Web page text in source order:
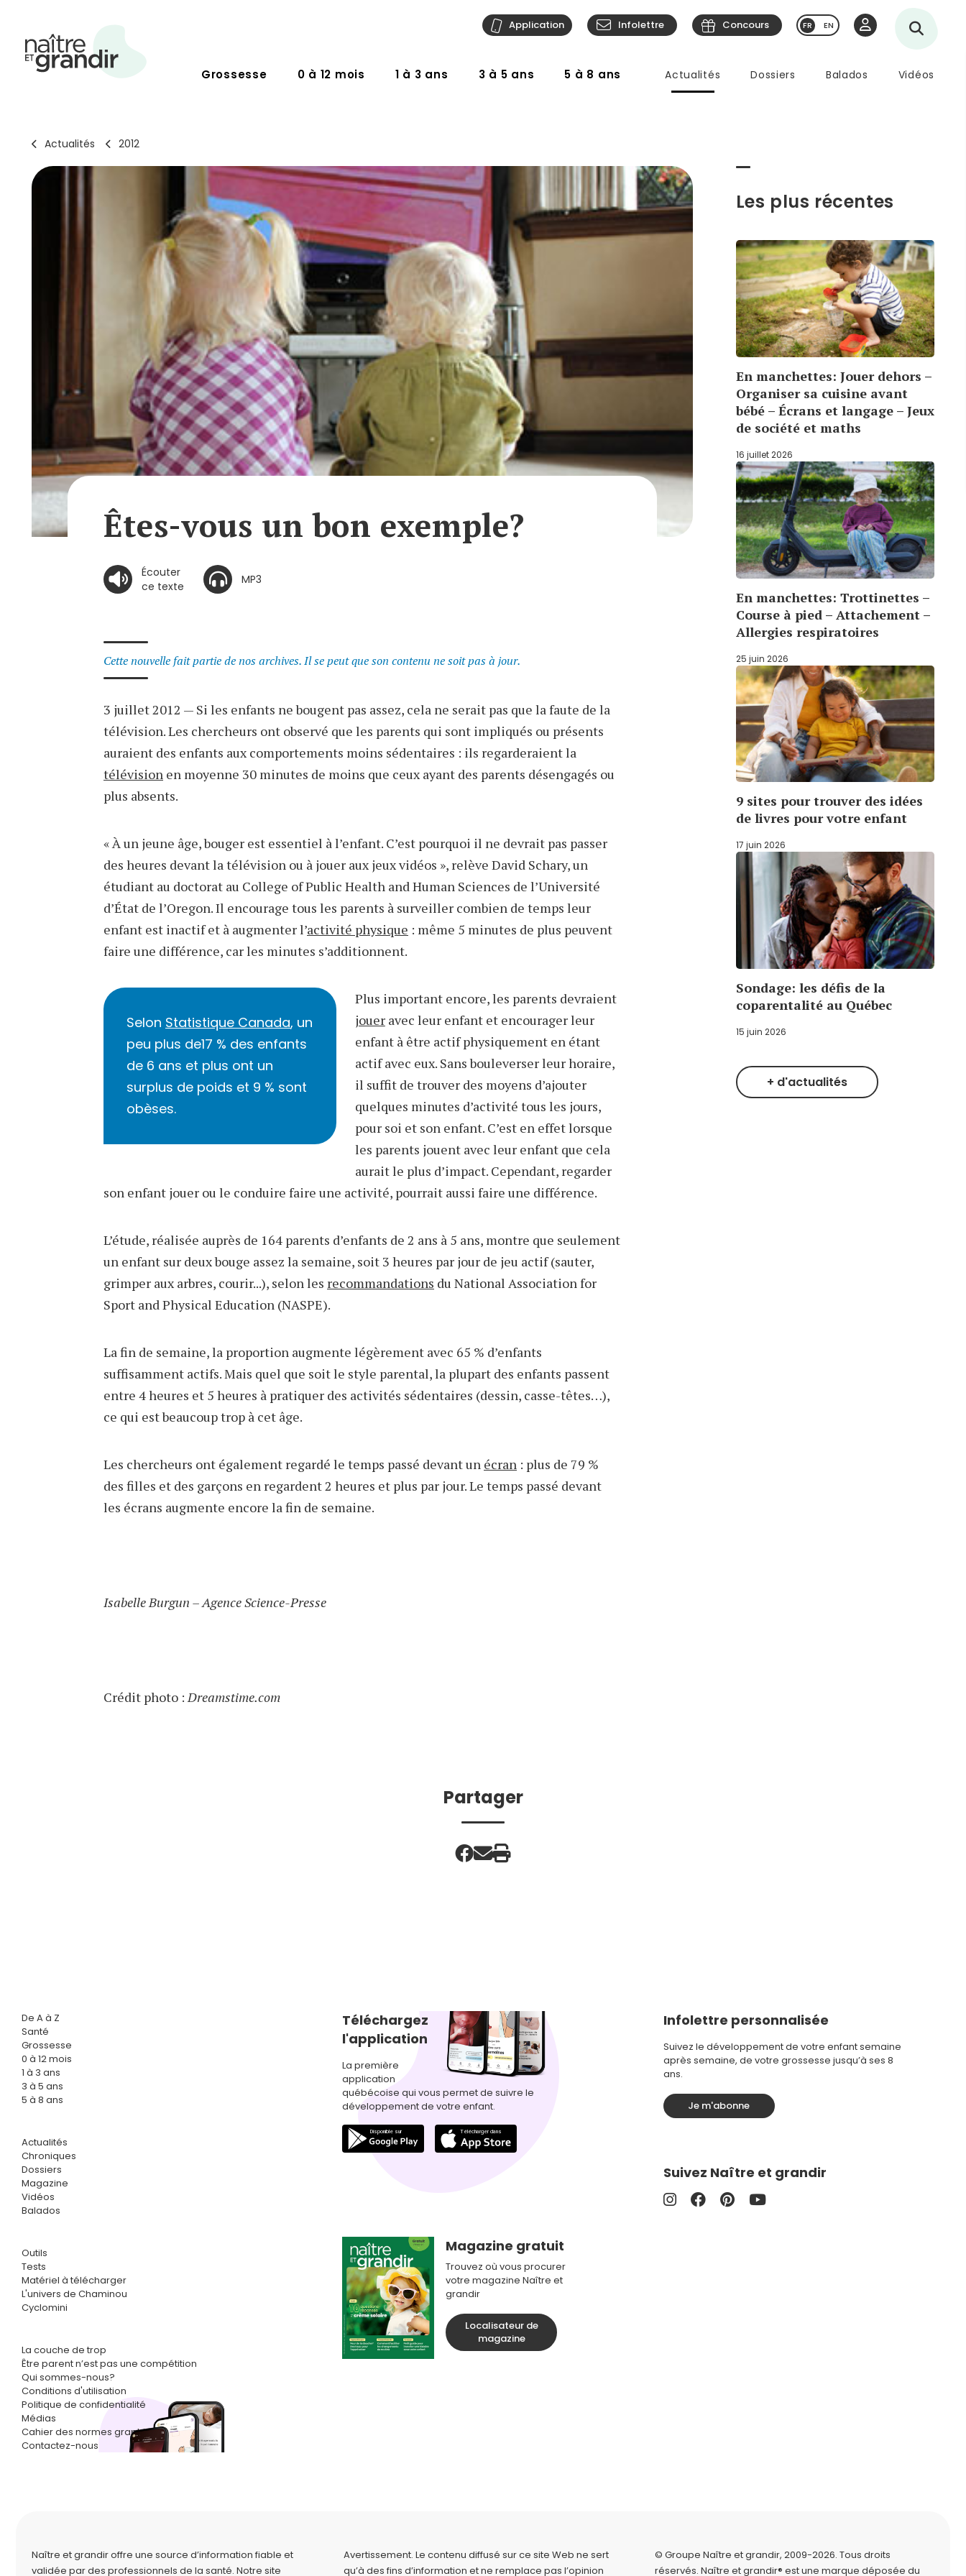
Grossesse 0 à 12 mois 1 à 3 ans 3 à 5 ans 5 à 8 ans Actualités Dossiers Balados Vidéos
Application Infolettre Concours EN
Actualités 2012
Êtes-vous un bon exemple?
Écouter
ce texte
MP3
Cette nouvelle fait partie de nos archives. Il se peut que son contenu ne soit pas à jour.
3 juillet 2012 — Si les enfants ne bougent pas assez, cela ne serait pas que la faute de la
télévision. Les chercheurs ont observé que les parents qui sont impliqués ou présents
auraient des enfants aux comportements moins sédentaires : ils regarderaient la
télévision en moyenne 30 minutes de moins que ceux ayant des parents désengagés ou
plus absents.
« À un jeune âge, bouger est essentiel à l’enfant. C’est pourquoi il ne devrait pas passer
des heures devant la télévision ou à jouer aux jeux vidéos », relève David Schary, un
étudiant au doctorat au College of Public Health and Human Sciences de l’Université
d’État de l’Oregon. Il encourage tous les parents à surveiller combien de temps leur
enfant est inactif et à augmenter l’activité physique : même 5 minutes de plus peuvent
faire une différence, car les minutes s’additionnent.
Selon Statistique Canada, un
peu plus de17 % des enfants
de 6 ans et plus ont un
surplus de poids et 9 % sont
obèses.
Plus important encore, les parents devraient
joueravec leur enfant et encourager leur
enfant à être actif physiquement en étant
actif avec eux. Sans bouleverser leur horaire,
il suffit de trouver des moyens d’ajouter
quelques minutes d’activité tous les jours,
pour soi et son enfant. C’est en effet lorsque
les parents jouent avec leur enfant que cela
aurait le plus d’impact. Cependant, regarder
son enfant jouer ou le conduire faire une activité, pourrait aussi faire une différence.
L’étude, réalisée auprès de 164 parents d’enfants de 2 ans à 5 ans, montre que seulement
un enfant sur deux bouge assez la semaine, soit 3 heures par jour de jeu actif (sauter,
grimper aux arbres, courir...), selon les recommandations du National Association for
Sport and Physical Education (NASPE).
La fin de semaine, la proportion augmente légèrement avec 65 % d’enfants
suffisamment actifs. Mais quel que soit le style parental, la plupart des enfants passent
entre 4 heures et 5 heures à pratiquer des activités sédentaires (dessin, casse-têtes…),
ce qui est beaucoup trop à cet âge.
Les chercheurs ont également regardé le temps passé devant un écran : plus de 79 %
des filles et des garçons en regardent 2 heures et plus par jour. Le temps passé devant
les écrans augmente encore la fin de semaine.
Isabelle Burgun – Agence Science-Presse
Crédit photo : Dreamstime.com
Les plus récentes
En manchettes: Jouer dehors –
Organiser sa cuisine avant
bébé – Écrans et langage – Jeux
de société et maths
16 juillet 2026
En manchettes: Trottinettes –
Course à pied – Attachement –
Allergies respiratoires
25 juin 2026
9 sites pour trouver des idées
de livres pour votre enfant
17 juin 2026
Sondage: les défis de la
coparentalité au Québec
15 juin 2026
+ d'actualités
Partager
De A à Z
Santé
Grossesse
0 à 12 mois
1 à 3 ans
3 à 5 ans
5 à 8 ans
Actualités
Chroniques
Dossiers
Magazine
Vidéos
Balados
Outils
Tests
Matériel à télécharger
L'univers de Chaminou
Cyclomini
La couche de trop
Être parent n’est pas une compétition
Qui sommes-nous?
Conditions d'utilisation
Politique de confidentialité
Médias
Cahier des normes graphiques
Contactez-nous
Téléchargez
l'application
La première
application
québécoise qui vous permet de suivre le
développement de votre enfant.
Magazine gratuit
Trouvez où vous procurer
votre magazine Naître et
grandir
Localisateur de
magazine
Infolettre personnalisée
Suivez le développement de votre enfant semaine
après semaine, de votre grossesse jusqu’à ses 8
ans.
Je m'abonne
Suivez Naître et grandir
Naître et grandir offre une source d’information fiable et
validée par des professionnels de la santé. Notre site
Avertissement. Le contenu diffusé sur ce site Web ne sert
qu’à des fins d’information et ne remplace pas l’opinion
© Groupe Naître et grandir, 2009-2026. Tous droits
réservés. Naître et grandir® est une marque déposée du